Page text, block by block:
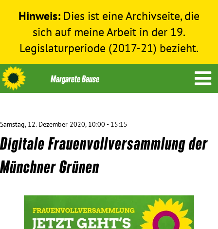
Hinweis: Dies ist eine Archivseite, die
sich auf meine Arbeit in der 19.
Legislaturperiode (2017-21) bezieht.
Themen
Menschenrechte
Bundestag 2017-2021
Samstag, 12. Dezember 2020, 10:00 - 15:15
Digitale Frauenvollversammlung der
Münchner Grünen